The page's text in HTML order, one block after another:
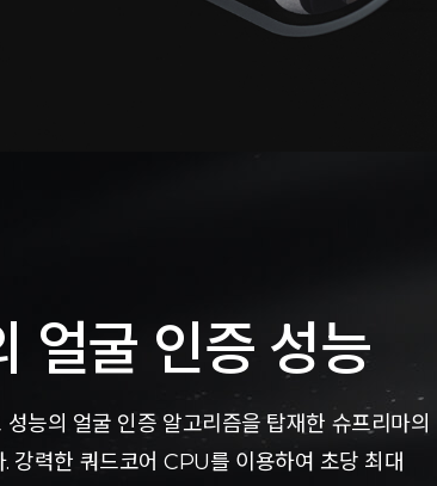
얼굴 인증 성능
능의 얼굴 인증 알고리즘을 탑재한 슈프리마의
강력한 쿼드코어 CPU를 이용하여 초당 최대